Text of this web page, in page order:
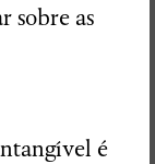
sobre as
é